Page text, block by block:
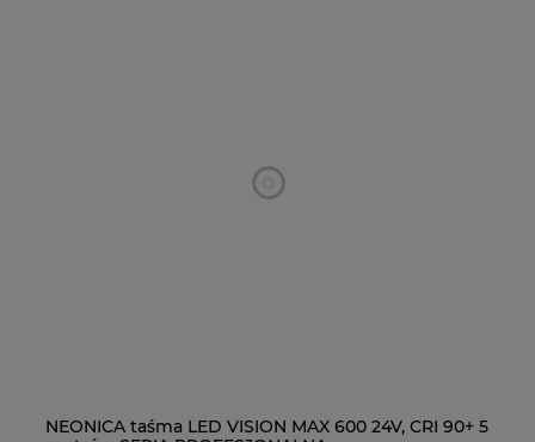
NEONICA taśma LED VISION MAX 600 24V, CRI 90+ 5